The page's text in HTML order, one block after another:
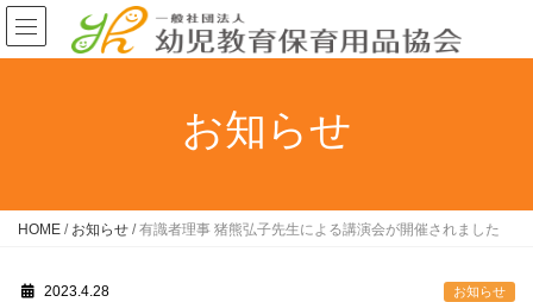
お知らせ
HOME / お知らせ /有識者理事 猪熊弘子先生による講演会が開催されました
2023.4.28 お知らせ